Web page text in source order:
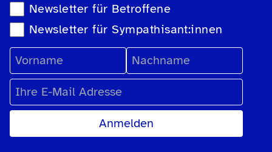
Newsletter-Auswahl
Newsletter für Betroffene
Newsletter für Sympathisant:innen
Vorname
Nachname
E-Mail Adresse